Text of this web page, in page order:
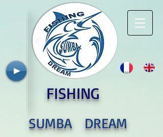
SUMBA DREAM
FISHING